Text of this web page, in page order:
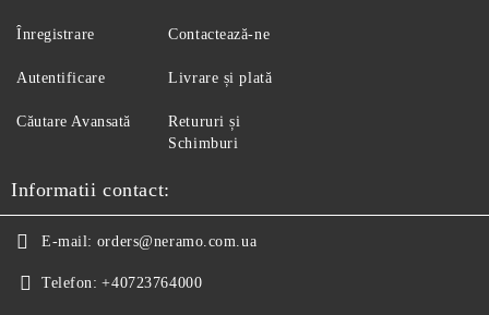
Înregistrare
Autentificare
Căutare Avansată
Contactează-ne
Livrare și plată
Retururi și
Schimburi
Informatii contact:
E-mail: orders@neramo.com.ua
Telefon: +40723764000